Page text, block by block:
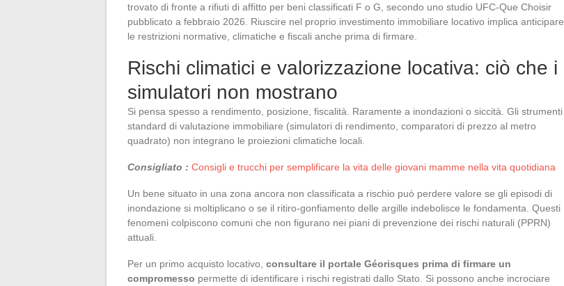
trovato di fronte a rifiuti di affitto per beni classificati F o G, secondo uno studio UFC-Que Choisir
pubblicato a febbraio 2026. Riuscire nel proprio investimento immobiliare locativo implica anticipare
le restrizioni normative, climatiche e fiscali anche prima di firmare.
Rischi climatici e valorizzazione locativa: ciò che i
simulatori non mostrano
Si pensa spesso a rendimento, posizione, fiscalità. Raramente a inondazioni o siccità. Gli strumenti
standard di valutazione immobiliare (simulatori di rendimento, comparatori di prezzo al metro
quadrato) non integrano le proiezioni climatiche locali.
Consigliato : Consigli e trucchi per semplificare la vita delle giovani mamme nella vita quotidiana
Un bene situato in una zona ancora non classificata a rischio può perdere valore se gli episodi di
inondazione si moltiplicano o se il ritiro-gonfiamento delle argille indebolisce le fondamenta. Questi
fenomeni colpiscono comuni che non figurano nei piani di prevenzione dei rischi naturali (PPRN)
attuali.
Per un primo acquisto locativo, consultare il portale Géorisques prima di firmare un
compromesso permette di identificare i rischi registrati dallo Stato. Si possono anche incrociare